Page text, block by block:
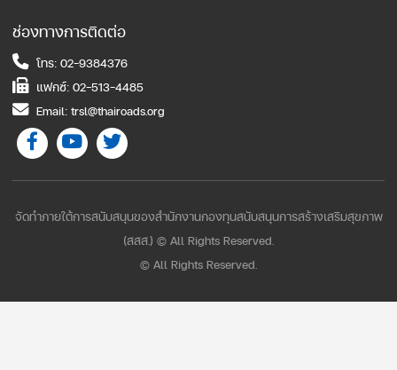
ช่องทางการติดต่อ
โทร: 02-9384376
แฟกซ์: 02-513-4485
Email: trsl@thairoads.org
จัดทำภายใต้การสนับสนุนของสำนักงานกองทุนสนับสนุนการสร้างเสริมสุขภาพ
(สสส.) © All Rights Reserved.
© All Rights Reserved.